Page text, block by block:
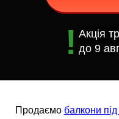
Акція
до 9
Продаємо балкони